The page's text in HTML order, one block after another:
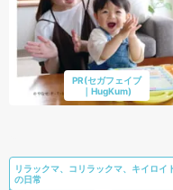
PR(セガフェイブ
｜HugKum)
リラックマ、コリラックマ、キイロイ
の日常